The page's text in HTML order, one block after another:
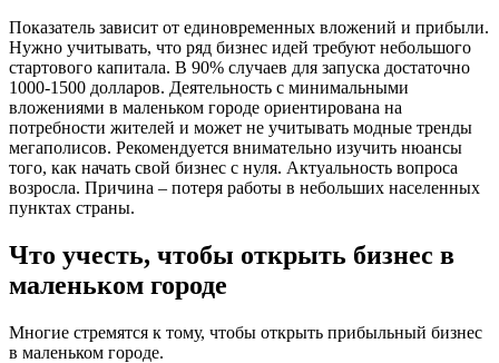
Показатель зависит от единовременных вложений и прибыли.
Нужно учитывать, что ряд бизнес идей требуют небольшого
стартового капитала. В 90% случаев для запуска достаточно
1000-1500 долларов. Деятельность с минимальными
вложениями в маленьком городе ориентирована на
потребности жителей и может не учитывать модные тренды
мегаполисов. Рекомендуется внимательно изучить нюансы
того, как начать свой бизнес с нуля. Актуальность вопроса
возросла. Причина – потеря работы в небольших населенных
пунктах страны.
Что учесть, чтобы открыть бизнес в
маленьком городе
Многие стремятся к тому, чтобы открыть прибыльный бизнес
в маленьком городе.